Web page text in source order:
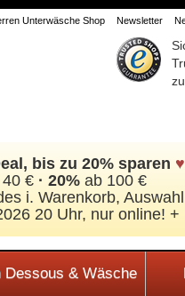
Unterwäsche Shop Newsletter
bis zu 20% sparen ♥
€ · 20% ab 100 €
i. Warenkorb, Auswahl
20 Uhr, nur online! +
Dessous & Wäsche